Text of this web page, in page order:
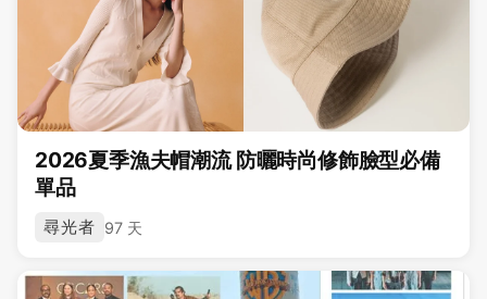
2026夏季漁夫帽潮流 防曬時尚修飾臉型必備
單品
尋光者 97 天